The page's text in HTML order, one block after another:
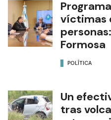
víctimas
Formosa
POLÍTICA
Un
tras